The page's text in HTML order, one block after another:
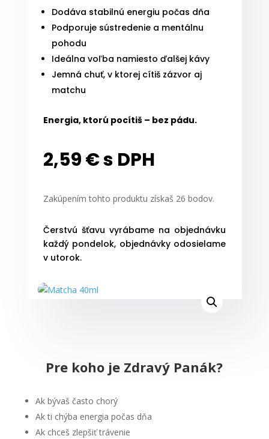
Dodáva stabilnú energiu počas dňa
Podporuje sústredenie a mentálnu
pohodu
Ideálna voľba namiesto ďalšej kávy
Jemná chuť, v ktorej cítiš zázvor aj
matchu
Energia, ktorú pocítiš – bez pádu.
2,59€s DPH
Zakúpením tohto produktu získaš 26 bodov.
Čerstvú šťavu vyrábame na objednávku
každý pondelok, objednávky odosielame
v utorok.
Pre koho je Zdravý Panák?
Ak bývaš často chorý
Ak ti chýba energia počas dňa
Ak chceš zlepšiť trávenie